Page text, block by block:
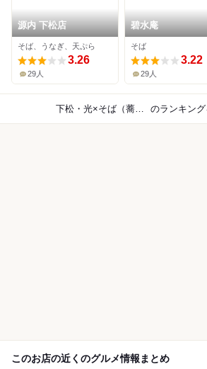
源内 下松店
そば、うなぎ、天ぷら
3.26
29人
碧水庵
そば
3.22
29人
下松・光×そば（蕎麦） のランキン
このお店の近くのグルメ情報まとめ